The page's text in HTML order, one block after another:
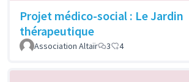
Projet médico-social : Le Jardin
thérapeutique
Association Altaïr 3 4